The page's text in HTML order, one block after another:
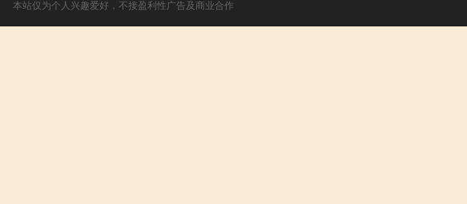
本站仅为个人兴趣爱好，不接盈利性广告及商业合作